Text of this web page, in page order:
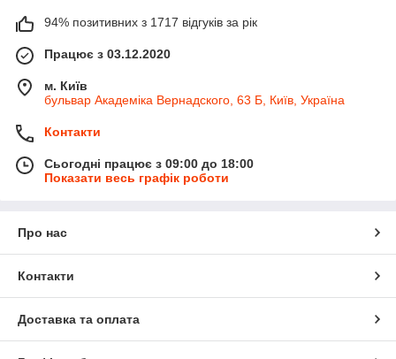
94% позитивних з 1717 відгуків за рік
Працює з 03.12.2020
м. Київ
бульвар Академіка Вернадского, 63 Б, Київ, Україна
Контакти
Сьогодні працює з 09:00 до 18:00
Показати весь графік роботи
Про нас
Контакти
Доставка та оплата